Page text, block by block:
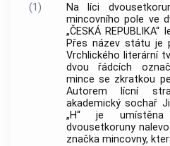
(1)
Na líci
mincovního pole ve
„ČESKÁ
Přes název státu je
Vrchlického literární
dvou řádcích
mince se zkratkou
Autorem lícní
akademický sochař
„H“ je
dvousetkoruny
značka mincovny,